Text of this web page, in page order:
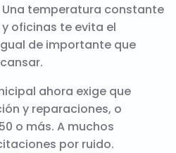
temperatura constante
oficinas te evita el
de importante que
ahora exige que
y reparaciones, o
o más. A muchos
por ruido.